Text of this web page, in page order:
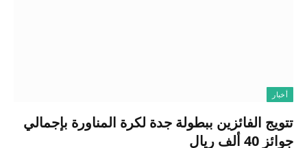
أخبار
تتويج الفائزين ببطولة جدة لكرة المناورة بإجمالي
جوائز 40 ألف ريال